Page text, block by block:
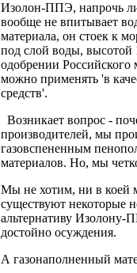
Изолон-ППЭ, напрочь
вообще не впитывает
материала, он стоек к
под слой воды, высотой
одобрении Российского
можно применять 'в
средств'.
Возникает вопрос -
производителей, мы
газовспененным
материалов. Но, мы
Мы не хотим, ни в коей
существуют некоторые
альтернативу
достойно осуждения.
А газонаполненный